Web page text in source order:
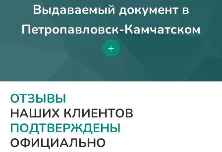
Выдаваемый документ в
Петропавловск-Камчатском
+
ОТЗЫВЫ
НАШИХ КЛИЕНТОВ
ПОДТВЕРЖДЕНЫ
ОФИЦИАЛЬНО